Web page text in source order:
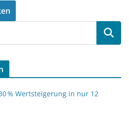
% Wertsteigerung in nur 12